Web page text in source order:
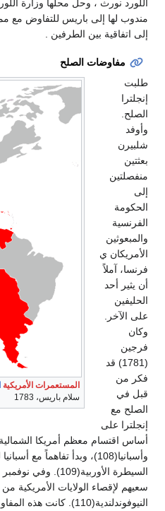
اللورد نورث ، وحل محلها وزارة
مندوب لها إلى باريس للتفاوض مع
إلى اتفاقية بين الطرفين .
مفاوضات الصلح
المستعمرات الأمريكية
سلام باريس، 1783
طلبت
إنجلترا
الصلح.
وأوفد
شلبيرن
بعثتين
منفصلتين
إلى
الحكومة
الفرنسية
والمبعوثين
الأمريكان ي
فرنسا، آملاً
أن يثير أحد
الحليفين
على الآخر.
وكان
فرجين
(1781) قد
فكر من
قبل في
الصلح مع
إنجلترا على
أساس اقتسام معظم أمريكا الشمالية
وأسبانيا(108)، وبدأ تفاهماً
سعيهم لإقصاء الولايات الأمريكية
النيوفوندلندية(110).